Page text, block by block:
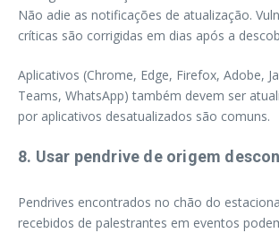
Não adie as notificações de atualização.
críticas são corrigidas em dias após a
Aplicativos (Chrome, Edge, Firefox, Adobe,
Teams, WhatsApp) também devem ser
por aplicativos desatualizados são comuns.
8. Usar pendrive de origem
Pendrives encontrados no chão do
recebidos de palestrantes em eventos